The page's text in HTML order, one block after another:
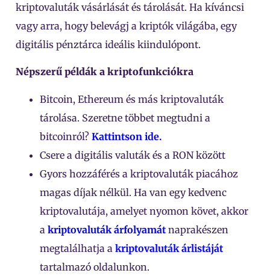
kriptovaluták vásárlását és tárolását. Ha kíváncsi
vagy arra, hogy belevágj a kriptók világába, egy
digitális pénztárca ideális kiindulópont.
Népszerű példák a kriptofunkciókra
Bitcoin, Ethereum és más kriptovaluták
tárolása. Szeretne többet megtudni a
bitcoinról? Kattintson ide.
Csere a digitális valuták és a RON között
Gyors hozzáférés a kriptovaluták piacához
magas díjak nélkül. Ha van egy kedvenc
kriptovalutája, amelyet nyomon követ, akkor
a kriptovaluták árfolyamát naprakészen
megtalálhatja a kriptovaluták árlistáját
tartalmazó oldalunkon.